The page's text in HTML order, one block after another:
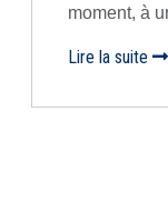
moment, à
Lire la suite